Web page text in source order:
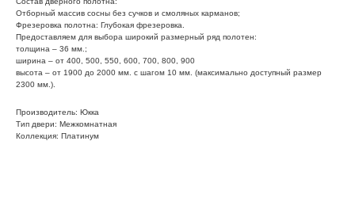
Отборный массив сосны без сучков и смоляных карманов;
Фрезеровка полотна: Глубокая фрезеровка.
Предоставляем для выбора широкий размерный ряд полотен:
толщина – 36 мм.;
ширина – от 400, 500, 550, 600, 700, 800, 900
высота – от 1900 до 2000 мм. с шагом 10 мм. (максимально доступный размер
2300 мм.).
Производитель: Юкка
Тип двери: Межкомнатная
Коллекция: Платинум